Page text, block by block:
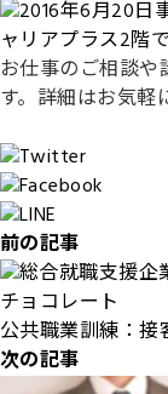
お仕事のご相談や
す。詳細はお気
前の記事
公共職業訓練：接
次の記事